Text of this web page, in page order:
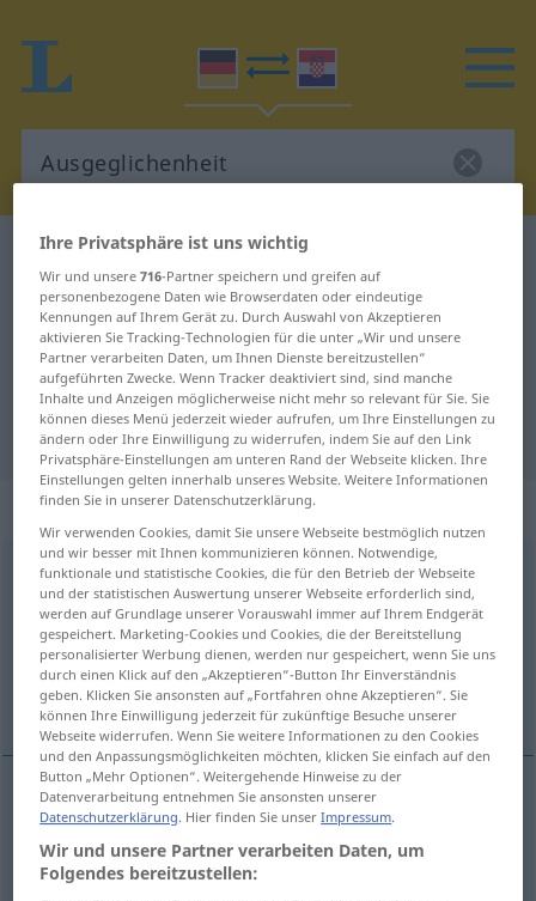
Deutsch-Kroatisch Wörterbuch
Deutsch-Kroatisch Übersetzung für
"Ausgeglichenheit"
"Ausgeglichenheit" Kroatisch
Übersetzung
„Ausgeglichenheit“
Ausgeglichenheitf <Ausgeglichenheit>
Übersicht aller Übersetzungen
(Für mehr Details die Übersetzung anklicken/antippen)
izjednačenost, uravnoteženost
izjednačenostf Ausgeglichenheit
uravnoteženostf Ausgeglichenheit
Ihre Privatsphäre ist uns wichtig
Wir und unsere716-Partner speichern und greifen auf
personenbezogene Daten wie Browserdaten oder eindeutige
Kennungen auf Ihrem Gerät zu. Durch Auswahl von Akzeptieren
aktivieren Sie Tracking-Technologien für die unter „Wir und unsere
Partner verarbeiten Daten, um Ihnen Dienste bereitzustellen“
aufgeführten Zwecke. Wenn Tracker deaktiviert sind, sind manche
Inhalte und Anzeigen möglicherweise nicht mehr so relevant für Sie. Sie
können dieses Menü jederzeit wieder aufrufen, um Ihre Einstellungen zu
ändern oder Ihre Einwilligung zu widerrufen, indem Sie auf den Link
Privatsphäre-Einstellungen am unteren Rand der Webseite klicken. Ihre
Einstellungen gelten innerhalb unseres Website. Weitere Informationen
finden Sie in unserer Datenschutzerklärung.
Wir verwenden Cookies, damit Sie unsere Webseite bestmöglich nutzen
und wir besser mit Ihnen kommunizieren können. Notwendige,
funktionale und statistische Cookies, die für den Betrieb der Webseite
und der statistischen Auswertung unserer Webseite erforderlich sind,
werden auf Grundlage unserer Vorauswahl immer auf Ihrem Endgerät
gespeichert. Marketing-Cookies und Cookies, die der Bereitstellung
personalisierter Werbung dienen, werden nur gespeichert, wenn Sie uns
durch einen Klick auf den „Akzeptieren“-Button Ihr Einverständnis
geben. Klicken Sie ansonsten auf „Fortfahren ohne Akzeptieren“. Sie
können Ihre Einwilligung jederzeit für zukünftige Besuche unserer
Webseite widerrufen. Wenn Sie weitere Informationen zu den Cookies
und den Anpassungsmöglichkeiten möchten, klicken Sie einfach auf den
Button „Mehr Optionen“. Weitergehende Hinweise zu der
Datenverarbeitung entnehmen Sie ansonsten unserer
Datenschutzerklärung. Hier finden Sie unserImpressum.
Wir und unsere Partner verarbeiten Daten, um
Folgendes bereitzustellen: